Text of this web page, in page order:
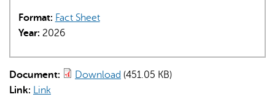
AI may display incorrect information, so verify any
responses.
Format: Fact Sheet
Year: 2026
Document: Download (451.05 KB)
Link: Link